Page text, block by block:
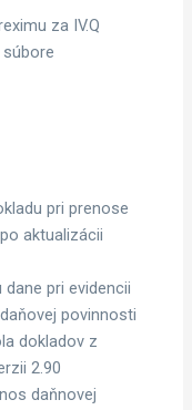
za IV.Q
pri prenose
aktualizácii
pri evidencii
povinnosti
dokladov z
2.90
daňnovej